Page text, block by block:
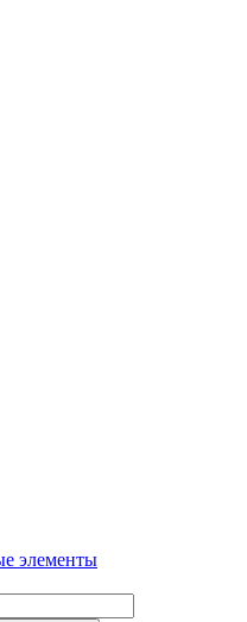
элементы